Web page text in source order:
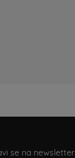
se na newsletter